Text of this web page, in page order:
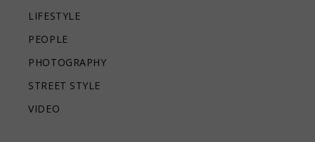
LIFESTYLE
PEOPLE
PHOTOGRAPHY
STREET STYLE
VIDEO